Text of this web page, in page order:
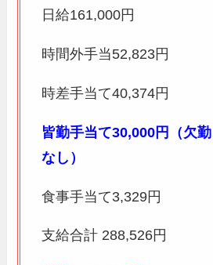
日給161,000円
時間外手当52,823円
時差手当て40,374円
皆勤手当て30,000円（欠
なし）
食事手当て3,329円
支給合計 288,526円